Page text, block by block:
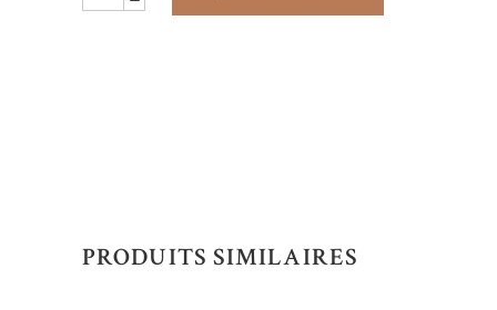
design
PRODUITS SIMILAIRES